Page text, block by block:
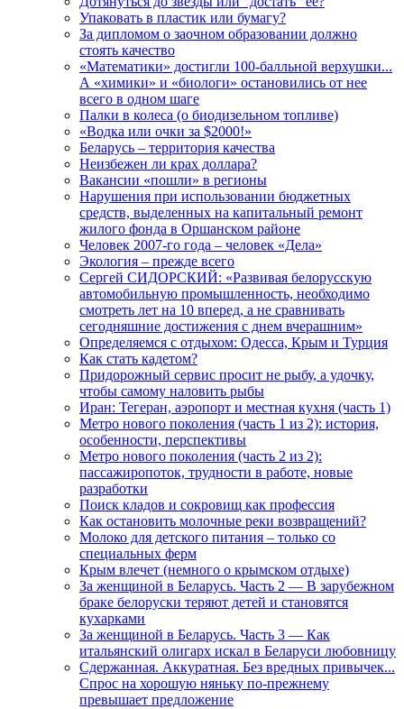
Упаковать в пластик или бумагу?
За дипломом о заочном образовании должно
стоять качество
«Математики» достигли 100-балльной верхушки...
А «химики» и «биологи» остановились от нее
всего в одном шаге
Палки в колеса (о биодизельном топливе)
«Водка или очки за $2000!»
Беларусь – территория качества
Неизбежен ли крах доллара?
Вакансии «пошли» в регионы
Нарушения при использовании бюджетных
средств, выделенных на капитальный ремонт
жилого фонда в Оршанском районе
Человек 2007-го года – человек «Дела»
Экология – прежде всего
Сергей СИДОРСКИЙ: «Развивая белорусскую
автомобильную промышленность, необходимо
смотреть лет на 10 вперед, а не сравнивать
сегодняшние достижения с днем вчерашним»
Определяемся с отдыхом: Одесса, Крым и Турция
Как стать кадетом?
Придорожный сервис просит не рыбу, а удочку,
чтобы самому наловить рыбы
Иран: Тегеран, аэропорт и местная кухня (часть 1)
Метро нового поколения (часть 1 из 2): история,
особенности, перспективы
Метро нового поколения (часть 2 из 2):
пассажиропоток, трудности в работе, новые
разработки
Поиск кладов и сокровищ как профессия
Как остановить молочные реки возвращений?
Молоко для детского питания – только со
специальных ферм
Крым влечет (немного о крымском отдыхе)
За женщиной в Беларусь. Часть 2 — В зарубежном
браке белоруски теряют детей и становятся
кухарками
За женщиной в Беларусь. Часть 3 — Как
итальянский олигарх искал в Беларуси любовницу
Сдержанная. Аккуратная. Без вредных привычек...
Спрос на хорошую няньку по-прежнему
превышает предложение